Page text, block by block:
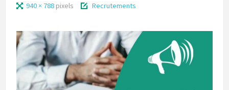
940 × 788 pixels Recrutements